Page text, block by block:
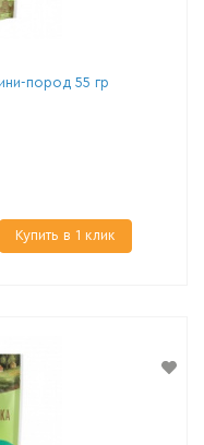
пород 55 гр
Купить в 1 клик